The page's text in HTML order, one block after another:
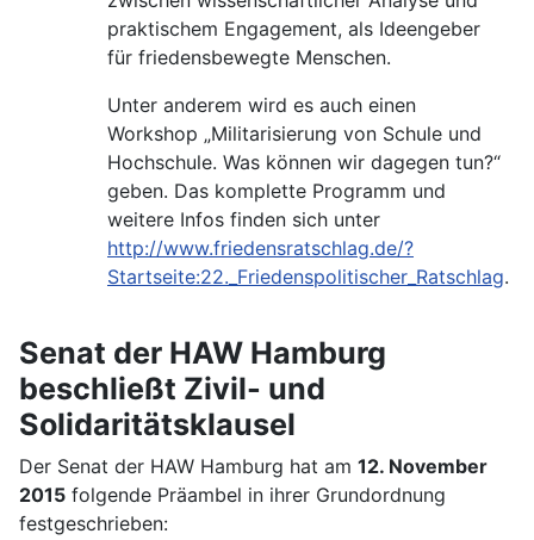
praktischem Engagement, als Ideengeber
für friedensbewegte Menschen.
Unter anderem wird es auch einen
Workshop „Militarisierung von Schule und
Hochschule. Was können wir dagegen tun?“
geben. Das komplette Programm und
weitere Infos finden sich unter
http://www.friedensratschlag.de/?
Startseite:22._Friedenspolitischer_Ratschlag.
Senat der HAW Hamburg
beschließt Zivil- und
Solidaritätsklausel
Der Senat der HAW Hamburg hat am 12. November
2015 folgende Präambel in ihrer Grundordnung
festgeschrieben: